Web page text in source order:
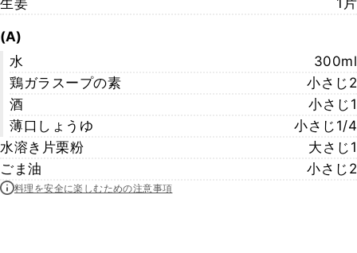
生姜
1片
(A)
水
300ml
鶏ガラスープの素
小さじ2
酒
小さじ1
薄口しょうゆ
小さじ1/4
水溶き片栗粉
大さじ1
ごま油
小さじ2
料理を安全に楽しむための注意事項